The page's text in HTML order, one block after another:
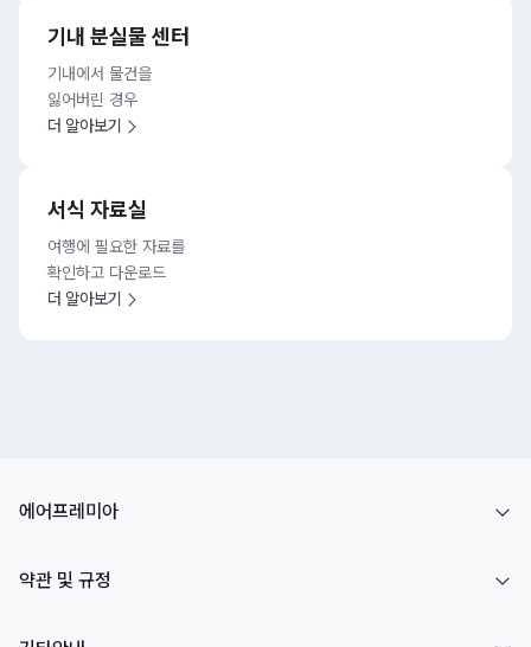
기내 분실물 센터
기내에서 물건을
잃어버린 경우
더 알아보기
서식 자료실
여행에 필요한 자료를
확인하고 다운로드
더 알아보기
에어프레미아
약관 및 규정